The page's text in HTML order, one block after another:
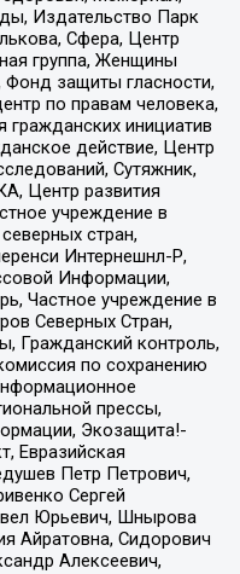
Издательство Парк
Сфера, Центр
группа, Женщины
Фонд защиты гласности,
по правам человека,
гражданских инициатив
действие, Центр
Сутяжник,
Центр развития
учреждение в
стран,
Интернешнл-Р,
Информации,
Частное учреждение в
Северных Стран,
Гражданский контроль,
по сохранению
прессы,
Экозащита!-
Евразийская
Петр Петрович,
Сергей
Юрьевич, Шнырова
Айратовна, Сидорович
Алексеевич,